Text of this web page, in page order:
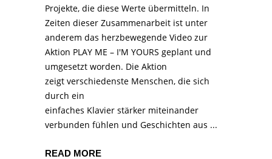
Projekte, die diese Werte übermitteln. In
Zeiten dieser Zusammenarbeit ist unter
anderem das herzbewegende Video zur
Aktion PLAY ME – I'M YOURS geplant und
umgesetzt worden. Die Aktion
zeigt verschiedenste Menschen, die sich
durch ein
einfaches Klavier stärker miteinander
verbunden fühlen und Geschichten aus
READ MORE